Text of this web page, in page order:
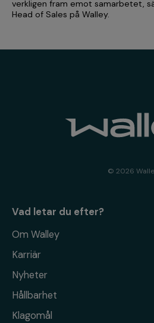
verkligen fram emot samarbetet,
Head of Sales på Walley.
© 2026
Vad letar du efter?
Om Walley
Karriär
Nyheter
Hållbarhet
Klagomål